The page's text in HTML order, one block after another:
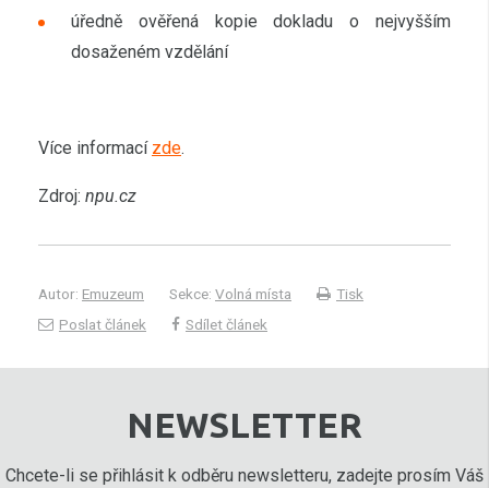
úředně ověřená kopie dokladu o nejvyšším
dosaženém vzdělání
Více informací zde.
Zdroj: npu.cz
Autor: Emuzeum Sekce: Volná místa
Tisk
Poslat článek
Sdílet článek
NEWSLETTER
Chcete-li se přihlásit k odběru newsletteru, zadejte prosím Váš